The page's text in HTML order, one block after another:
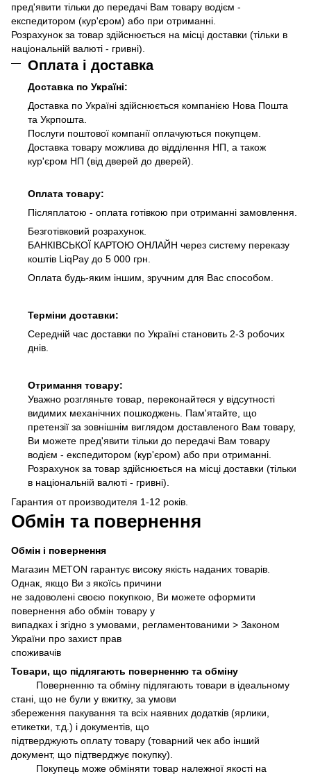
пред'явити тільки до передачі Вам товару водієм -
експедитором (кур'єром) або при отриманні.
Розрахунок за товар здійснюється на місці доставки (тільки в
національній валюті - гривні).
Оплата і доставка
Доставка по Україні:
Доставка по Україні здійснюється компанією Нова Пошта
та Укрпошта.
Послуги поштової компанії оплачуються покупцем.
Доставка товару можлива до відділення НП, а також
кур'єром НП (від дверей до дверей).
Оплата товару:
Післяплатою - оплата готівкою при отриманні замовлення.
Безготівковий розрахунок.
БАНКІВСЬКОЇ КАРТОЮ ОНЛАЙН через систему переказу
коштів LiqPay до 5 000 грн.
Оплата будь-яким іншим, зручним для Вас способом.
Терміни доставки:
Середній час доставки по Україні становить 2-3 робочих
днів.
Отримання товару:
Уважно розгляньте товар, переконайтеся у відсутності
видимих механічних пошкоджень. Пам'ятайте, що
претензії за зовнішнім виглядом доставленого Вам товару,
Ви можете пред'явити тільки до передачі Вам товару
водієм - експедитором (кур'єром) або при отриманні.
Розрахунок за товар здійснюється на місці доставки (тільки
в національній валюті - гривні).
Гарантия от производителя 1-12 років.
Обмін та повернення
Обмін і повернення
Магазин METON гарантує високу якість наданих товарів.
Однак, якщо Ви з якоїсь причини
не задоволені своєю покупкою, Ви можете оформити
повернення або обмін товару у
випадках і згідно з умовами, регламентованими > Законом
України про захист прав
споживачів
Товари, що підлягають поверненню та обміну
Поверненню та обміну підлягають товари в ідеальному
стані, що не були у вжитку, за умови
збереження пакування та всіх наявних додатків (ярлики,
етикетки, т.д.) і документів, що
підтверджують оплату товару (товарний чек або інший
документ, що підтверджує покупку).
Покупець може обміняти товар належної якості на